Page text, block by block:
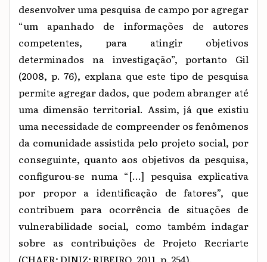
desenvolver uma pesquisa de campo por agregar
“um apanhado de informações de autores
competentes, para atingir objetivos
determinados na investigação”, portanto Gil
(2008, p. 76), explana que este tipo de pesquisa
permite agregar dados, que podem abranger até
uma dimensão territorial. Assim, já que existiu
uma necessidade de compreender os fenômenos
da comunidade assistida pelo projeto social, por
conseguinte, quanto aos objetivos da pesquisa,
configurou-se numa “[...] pesquisa explicativa
por propor a identificação de fatores”, que
contribuem para ocorrência de situações de
vulnerabilidade social, como também indagar
sobre as contribuições de Projeto Recriarte
(CHAER; DINIZ; RIBEIRO, 2011, p. 254).